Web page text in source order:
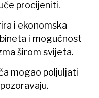
procijeniti.
i ekonomska
i mogućnost
širom svijeta.
mogao poljuljati